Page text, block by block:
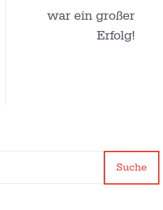
war ein großer
Erfolg!
Suche